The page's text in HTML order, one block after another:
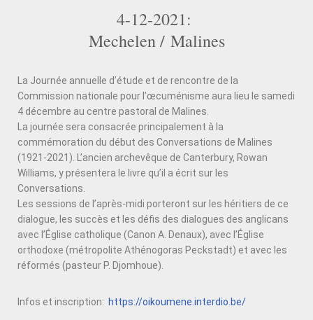
4-12-2021:
Mechelen / Malines
La Journée annuelle d’étude et de rencontre de la
Commission nationale pour l’œcuménisme aura lieu le samedi
4 décembre au centre pastoral de Malines.
La journée sera consacrée principalement à la
commémoration du début des Conversations de Malines
(1921-2021). L’ancien archevêque de Canterbury, Rowan
Williams, y présentera le livre qu’il a écrit sur les
Conversations.
Les sessions de l’après-midi porteront sur les héritiers de ce
dialogue, les succès et les défis des dialogues des anglicans
avec l’Église catholique (Canon A. Denaux), avec l’Église
orthodoxe (métropolite Athénogoras Peckstadt) et avec les
réformés (pasteur P. Djomhoue).
Infos et inscription: https://oikoumene.interdio.be/